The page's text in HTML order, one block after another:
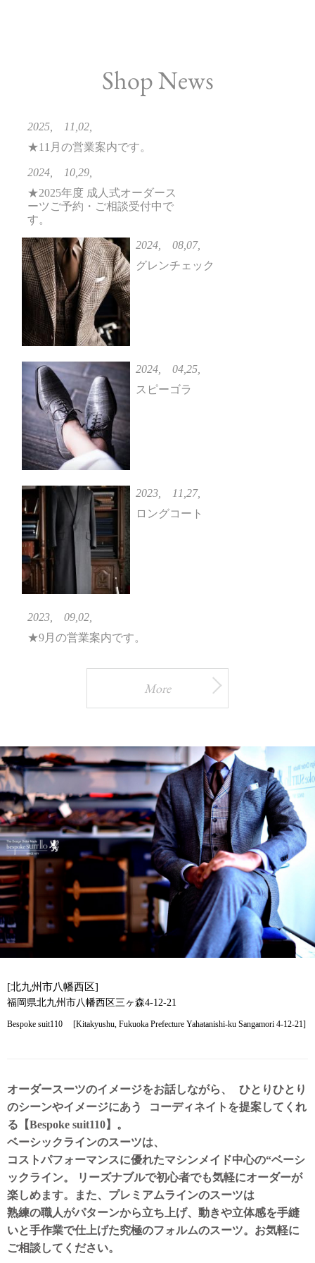
Shop News
2025, 11,02,
★11月の営業案内です。
2024, 10,29,
★2025年度 成人式オーダース
ーツご予約・ご相談受付中で
す。
2024, 08,07,
グレンチェック
2024, 04,25,
スピーゴラ
2023, 11,27,
ロングコート
2023, 09,02,
★9月の営業案内です。
More
[北九州市八幡西区]
福岡県北九州市八幡西区三ヶ森4-12-21
Bespoke suit110 [Kitakyushu, Fukuoka Prefecture Yahatanishi-ku Sangamori 4-12-21]
オーダースーツのイメージをお話しながら、 ひとりひとり
のシーンやイメージにあう コーディネイトを提案してくれ
る【Bespoke suit110】。
ベーシックラインのスーツは、
コストパフォーマンスに優れたマシンメイド中心の“ベーシ
ックライン。 リーズナブルで初心者でも気軽にオーダーが
楽しめます。また、プレミアムラインのスーツは
熟練の職人がパターンから立ち上げ、動きや立体感を手縫
いと手作業で仕上げた究極のフォルムのスーツ。お気軽に
ご相談してください。